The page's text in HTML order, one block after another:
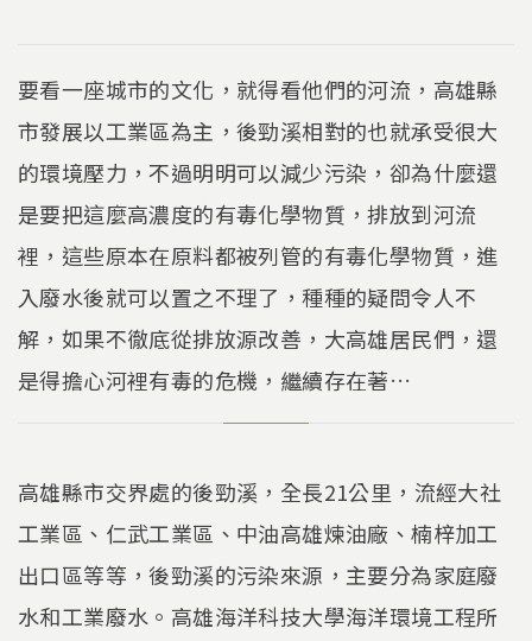
要看一座城市的文化，就得看他們的河流，高雄縣
市發展以工業區為主，後勁溪相對的也就承受很大
的環境壓力，不過明明可以減少污染，卻為什麼還
是要把這麼高濃度的有毒化學物質，排放到河流
裡，這些原本在原料都被列管的有毒化學物質，進
入廢水後就可以置之不理了，種種的疑問令人不
解，如果不徹底從排放源改善，大高雄居民們，還
是得擔心河裡有毒的危機，繼續存在著…
高雄縣市交界處的後勁溪，全長21公里，流經大社
工業區、仁武工業區、中油高雄煉油廠、楠梓加工
出口區等等，後勁溪的污染來源，主要分為家庭廢
水和工業廢水。高雄海洋科技大學海洋環境工程所